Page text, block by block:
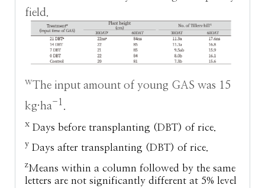
field.
wThe input amount of young GAS was 15
kg·ha-1 .
x Days before transplanting (DBT) of rice.
y Days after transplanting (DBT) of rice.
zMeans within a column followed by the same
letters are not significantly different at 5% level